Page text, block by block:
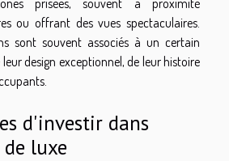
ou offrant des vues spectaculaires.
sont souvent associés à un certain
design exceptionnel, de leur histoire
d'investir dans
luxe